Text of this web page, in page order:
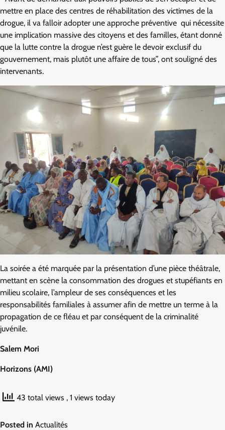
mettre en place des centres de réhabilitation des victimes de la
drogue, il va falloir adopter une approche préventive qui nécessite
une implication massive des citoyens et des familles, étant donné
que la lutte contre la drogue n’est guère le devoir exclusif du
gouvernement, mais plutôt une affaire de tous”, ont souligné des
intervenants.
La soirée a été marquée par la présentation d’une pièce théâtrale,
mettant en scène la consommation des drogues et stupéfiants en
milieu scolaire, l’ampleur de ses conséquences et les
responsabilités familiales à assumer afin de mettre un terme à la
propagation de ce fléau et par conséquent de la criminalité
juvénile.
Salem Mori
Horizons (AMI)
43 total views , 1 views today
Posted in Actualités